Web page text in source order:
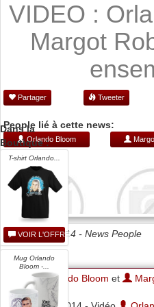
VIDEO :
Margot
Partager Tweeter
People lié à cette news:
Orlando Bloom
Date 30/01/2014 - News People
Orlando Bloom et
Dans la
Boutique :
T-shirt Orlando...
VOIR L'OFFRE
Mug Orlando
Bloom -...